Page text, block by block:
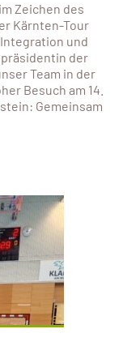
Zeichen des
Kärnten-Tour
und
der
Team in der
Besuch am 14.
Gemeinsam